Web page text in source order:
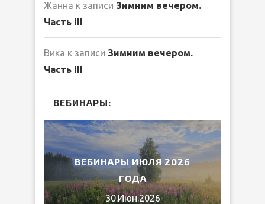
Жанна к записи Зимним вечером.
Часть III
Вика к записи Зимним вечером.
Часть III
ВЕБИНАРЫ:
ВЕБИНАРЫ ИЮЛЯ 2026
ГОДА
30.Июн.2026